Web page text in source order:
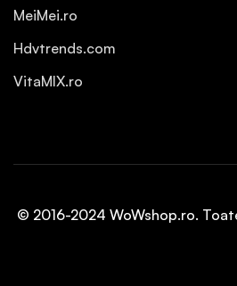
MeiMei.ro
Hdvtrends.com
VitaMIX.ro
© 2016-2024 WoWshop.ro.